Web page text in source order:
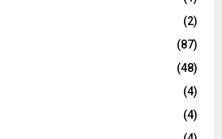
(2)
(87)
(48)
(4)
(4)